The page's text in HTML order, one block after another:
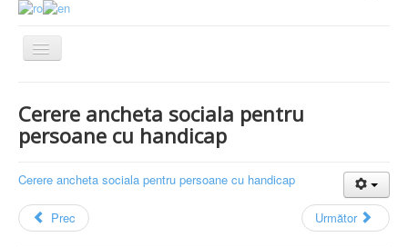
DESPRE DAS
CONTACT
INTEGRITATEA INSTITUTIONALA
Cerere ancheta sociala pentru
persoane cu handicap
Cerere ancheta sociala pentru persoane cu handicap
Prec Următor